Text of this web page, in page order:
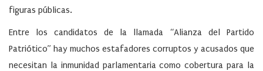
figuras públicas.
Entre los candidatos de la llamada “Alianza del Partido
Patriótico” hay muchos estafadores corruptos y acusados que
necesitan la inmunidad parlamentaria como cobertura para la